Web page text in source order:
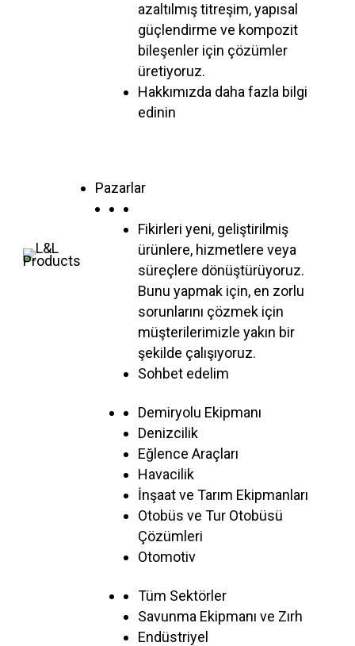
azaltılmış titreşim, yapısal
güçlendirme ve kompozit
bileşenler için çözümler
üretiyoruz.
Hakkımızda daha fazla bilgi
edinin
Pazarlar
Fikirleri yeni, geliştirilmiş
ürünlere, hizmetlere veya
süreçlere dönüştürüyoruz.
Bunu yapmak için, en zorlu
sorunlarını çözmek için
müşterilerimizle yakın bir
şekilde çalışıyoruz.
Sohbet edelim
Demiryolu Ekipmanı
Denizcilik
Eğlence Araçları
Havacilik
İnşaat ve Tarım Ekipmanları
Otobüs ve Tur Otobüsü
Çözümleri
Otomotiv
Tüm Sektörler
Savunma Ekipmanı ve Zırh
Endüstriyel